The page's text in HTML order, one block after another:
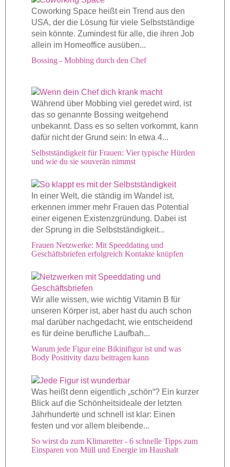
Coworking Space heißt ein Trend aus den
USA, der die Lösung für viele Selbstständige
sein könnte. Zumindest für alle, die ihren Job
allein im Homeoffice ausüben...
Bossing - Mobbing durch den Chef
Während über Mobbing viel geredet wird, ist
das so genannte Bossing weitgehend
unbekannt. Dass es so selten vorkommt, kann
dafür nicht der Grund sein: In etwa 4...
Selbstständigkeit für Frauen: Vier typische Hürden
und wie du sie souverän nimmst
In einer Welt, die ständig im Wandel ist,
erkennen immer mehr Frauen das Potential
einer eigenen Existenzgründung. Dabei ist
der Sprung in die Selbstständigkeit...
Frauen Netzwerke: Mit Speeddating und
Geschäftsbriefen erfolgreich Kontakte knüpfen
Wir alle wissen, wie wichtig Vitamin B für
unseren Körper ist, aber hast du auch schon
mal darüber nachgedacht, wie entscheidend
es für deine berufliche Laufbah...
Warum jede Figur eine Bikinifigur ist und was
Body Positivity dazu beitragen kann
Was heißt denn eigentlich „schön“? Ein kurzer
Blick auf die Schönheitsideale der letzten
Jahrhunderte und schnell ist klar: Einen
festen und vor allem bleibende...
So wirst du zum Klimaretter - 6 schnelle Tipps zum
Einsparen von Müll und Energie im Haushalt